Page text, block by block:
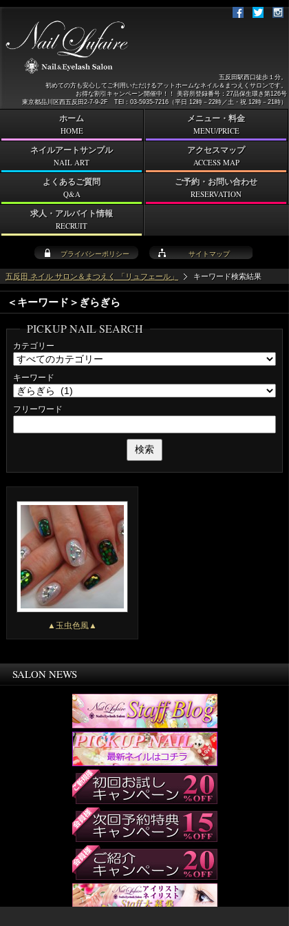
五反田 ネイル サロン＆まつえく 「リュフェール」 キーワード検索結果
＜キーワード＞ぎらぎら
PICKUP NAIL SEARCH
カテゴリー
キーワード
フリーワード
▲玉虫色風▲
SALON NEWS
プライバシーポリシー サイトマップ
五反田駅西口徒歩１分。
初めての方も安心してご利用いただけるアットホームなネイル＆まつえくサロンです。
お得な割引キャンペーン開催中！！ 美容所登録番号：27品保生環き第126号
東京都品川区西五反田2-7-9-2F TEl：03-5935-7216（平日 12時－22時／土・祝 12時－21時）
ホーム
HOME
メニュー・料金
MENU/PRICE
ネイルアートサンプル
NAIL ART
アクセスマップ
ACCESS MAP
よくあるご質問
Q&A
ご予約・お問い合わせ
RESERVATION
求人・アルバイト情報
RECRUIT